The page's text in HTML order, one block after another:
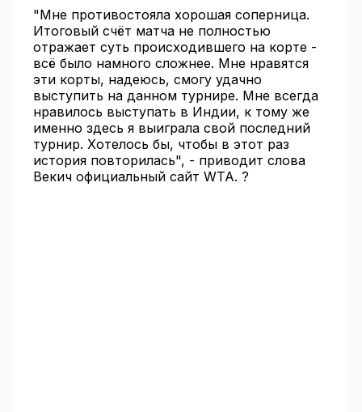
"Мне противостояла хорошая соперница.
Итоговый счёт матча не полностью
отражает суть происходившего на корте -
всё было намного сложнее. Мне нравятся
эти корты, надеюсь, смогу удачно
выступить на данном турнире. Мне всегда
нравилось выступать в Индии, к тому же
именно здесь я выиграла свой последний
турнир. Хотелось бы, чтобы в этот раз
история повторилась", - приводит слова
Векич официальный сайт WTA. ?